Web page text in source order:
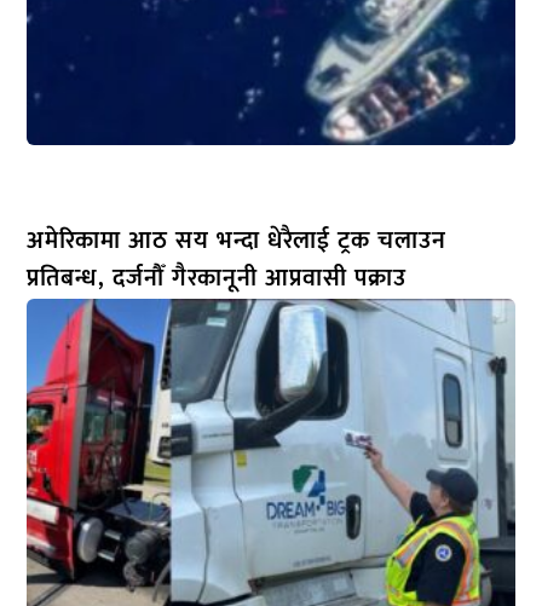
अमेरिकामा आठ सय भन्दा धेरैलाई ट्रक चलाउन
प्रतिबन्ध, दर्जनौँ गैरकानूनी आप्रवासी पक्राउ